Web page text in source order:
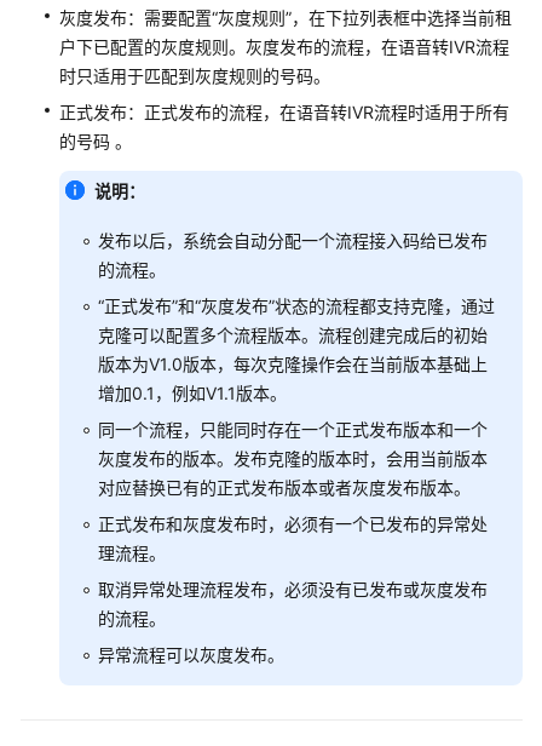
户
管
理
指
南
认
识
您
的
租
间
配
员
工
中
心
启
用
人
工
服
灰度发布：需要配置“灰度规则”，在下拉列表框中选择当前租
户下已配置的灰度规则。灰度发布的流程，在语音转IVR流程
时只适用于匹配到灰度规则的号码。
正式发布：正式发布的流程，在语音转IVR流程时适用于所有
的号码 。
说明：
发布以后，系统会自动分配一个流程接入码给已发布
的流程。
“正式发布”和“灰度发布”状态的流程都支持克隆，通过
克隆可以配置多个流程版本。流程创建完成后的初始
版本为V1.0版本，每次克隆操作会在当前版本基础上
增加0.1，例如V1.1版本。
同一个流程，只能同时存在一个正式发布版本和一个
灰度发布的版本。发布克隆的版本时，会用当前版本
对应替换已有的正式发布版本或者灰度发布版本。
正式发布和灰度发布时，必须有一个已发布的异常处
理流程。
取消异常处理流程发布，必须没有已发布或灰度发布
的流程。
异常流程可以灰度发布。